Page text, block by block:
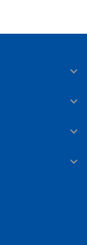



